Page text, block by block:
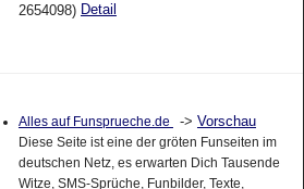
2654098) Detail
Alles auf Funsprueche.de -> Vorschau
Diese Seite ist eine der gröten Funseiten im
deutschen Netz, es erwarten Dich Tausende
Witze, SMS-Sprüche, Funbilder, Texte,